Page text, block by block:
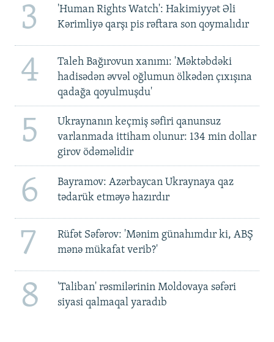
3
'Human Rights Watch': Hakimiyyət Əli
Kərimliyə qarşı pis rəftara son qoymalıdır
4
Taleh Bağırovun xanımı: 'Məktəbdəki
hadisədən əvvəl oğlumun ölkədən çıxışına
qadağa qoyulmuşdu'
5
Ukraynanın keçmiş səfiri qanunsuz
varlanmada ittiham olunur: 134 min dollar
girov ödəməlidir
6
Bayramov: Azərbaycan Ukraynaya qaz
tədarük etməyə hazırdır
7
Rüfət Səfərov: 'Mənim günahımdır ki, ABŞ
mənə mükafat verib?'
8
'Taliban' rəsmilərinin Moldovaya səfəri
siyasi qalmaqal yaradıb